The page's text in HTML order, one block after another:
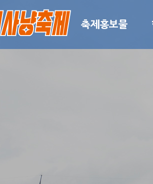
축제홍보물